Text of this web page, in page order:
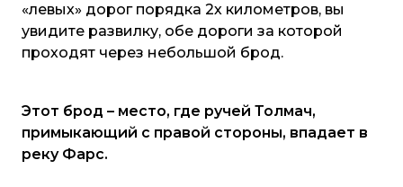
«левых» дорог порядка 2х километров, вы
увидите развилку, обе дороги за которой
проходят через небольшой брод.
Этот брод – место, где ручей Толмач,
примыкающий с правой стороны, впадает в
реку Фарс.